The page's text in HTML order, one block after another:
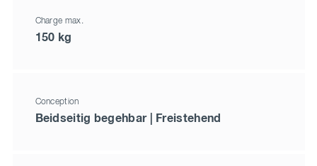
Charge max.
150 kg
Conception
Beidseitig begehbar | Freistehend